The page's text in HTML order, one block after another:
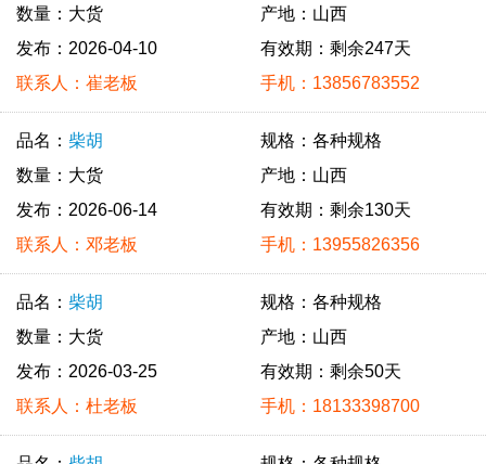
数量：大货
发布：2026-04-10
联系人：崔老板
产地：山西
有效期：剩余247天
手机：13856783552
品名： 柴胡
数量：大货
发布：2026-06-14
联系人：邓老板
规格：各种规格
产地：山西
有效期：剩余130天
手机：13955826356
品名： 柴胡
数量：大货
发布：2026-03-25
联系人：杜老板
规格：各种规格
产地：山西
有效期：剩余50天
手机：18133398700